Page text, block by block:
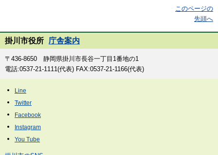
このページの
先頭へ
掛川市役所 庁舎案内
〒436-8650 静岡県掛川市長谷一丁目1番地の1
電話:0537-21-1111(代表) FAX:0537-21-1166(代表)